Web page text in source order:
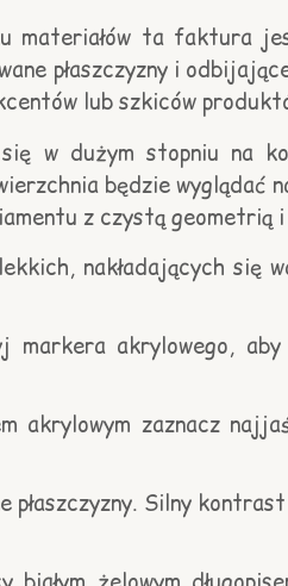
materiałów ta faktura
płaszczyzny i
lub szkiców
w dużym stopniu na
będzie wyglądać
z czystą geometrią
nakładających się
markera akrylowego,
akrylowym zaznacz
płaszczyzny. Silny